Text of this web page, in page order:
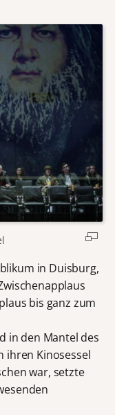
in Duisburg,
bis ganz zum
in den Mantel des
ihren Kinosessel
war, setzte